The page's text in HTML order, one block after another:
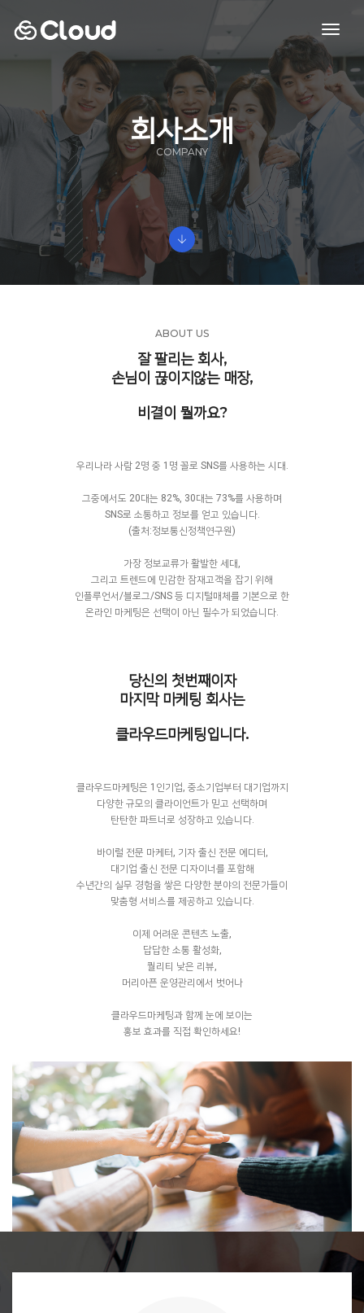
회사소개
COMPANY
ABOUT US
잘 팔리는 회사,
손님이 끊이지않는 매장,
비결이 뭘까요?
우리나라 사람 2명 중 1명 꼴로 SNS를 사용하는 시대.
그중에서도 20대는 82%, 30대는 73%를 사용하며
SNS로 소통하고 정보를 얻고 있습니다.
(출처:정보통신정책연구원)
가장 정보교류가 활발한 세대,
그리고 트렌드에 민감한 잠재고객을 잡기 위해
인플루언서/블로그/SNS 등 디지털매체를 기본으로 한
온라인 마케팅은 선택이 아닌 필수가 되었습니다.
당신의 첫번째이자
마지막 마케팅 회사는
클라우드마케팅입니다.
클라우드마케팅은 1인기업, 중소기업부터 대기업까지
다양한 규모의 클라이언트가 믿고 선택하며
탄탄한 파트너로 성장하고 있습니다.
바이럴 전문 마케터, 기자 출신 전문 에디터,
대기업 출신 전문 디자이너를 포함해
수년간의 실무 경험을 쌓은 다양한 분야의 전문가들이
맞춤형 서비스를 제공하고 있습니다.
이제 어려운 콘텐츠 노출,
답답한 소통 활성화,
퀄리티 낮은 리뷰,
머리아픈 운영관리에서 벗어나
클라우드마케팅과 함께 눈에 보이는
홍보 효과를 직접 확인하세요!